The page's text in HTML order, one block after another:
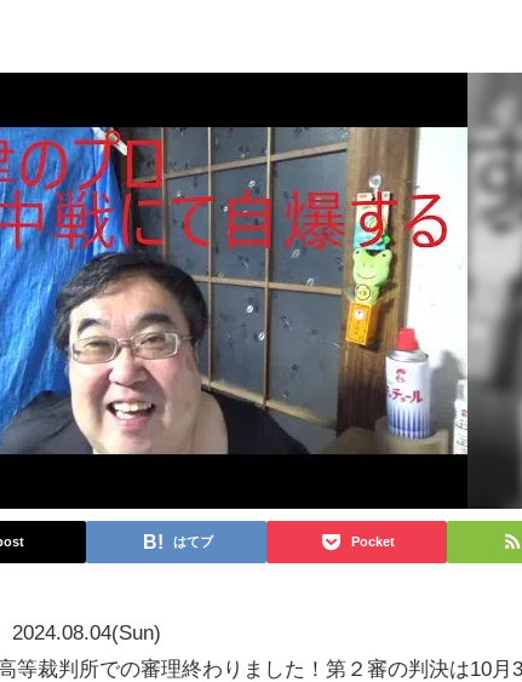
はてブ Pocket
2024.08.04(Sun)
等裁判所での審理終わりました！第２審の判決は10月